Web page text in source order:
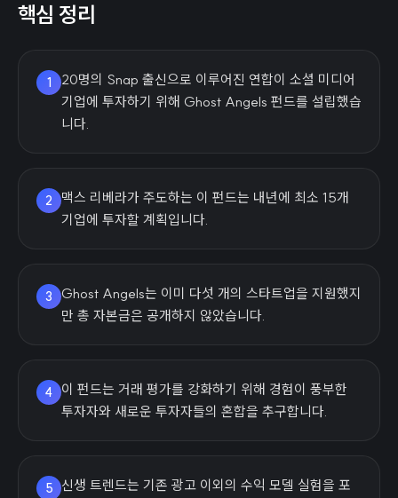
핵심 정리
1
20명의 Snap 출신으로 이루어진 연합이 소셜 미디어
기업에 투자하기 위해 Ghost Angels 펀드를 설립했습
니다.
2
맥스 리베라가 주도하는 이 펀드는 내년에 최소 15개
기업에 투자할 계획입니다.
3
Ghost Angels는 이미 다섯 개의 스타트업을 지원했지
만 총 자본금은 공개하지 않았습니다.
4
이 펀드는 거래 평가를 강화하기 위해 경험이 풍부한
투자자와 새로운 투자자들의 혼합을 추구합니다.
5
신생 트렌드는 기존 광고 이외의 수익 모델 실험을 포